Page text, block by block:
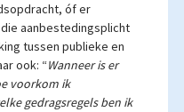
óf er
aanbestedingsplicht
tussen publieke en
ook: “Wanneer is er
voorkom ik
gedragsregels ben ik